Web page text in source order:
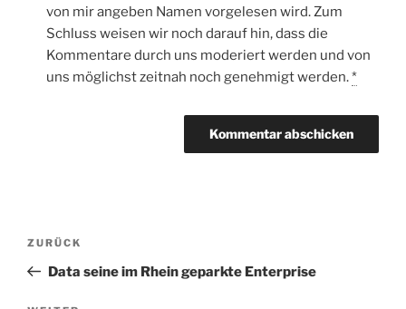
von mir angeben Namen vorgelesen wird. Zum
Schluss weisen wir noch darauf hin, dass die
Kommentare durch uns moderiert werden und von
uns möglichst zeitnah noch genehmigt werden.*
Beitragsnavigation
Vorheriger
Beitrag
ZURÜCK
Data seine im Rhein geparkte Enterprise